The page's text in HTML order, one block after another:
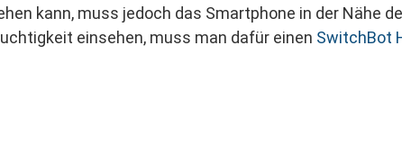
kann, muss jedoch das Smartphone in der
einsehen, muss man dafür einen SwitchBot